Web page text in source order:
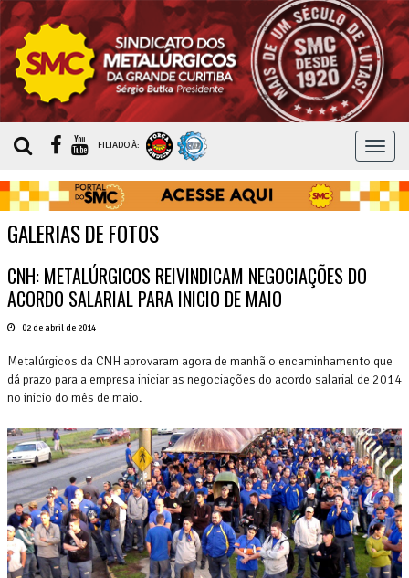
MENU
FILIADO À:
GALERIAS DE FOTOS
CNH: METALÚRGICOS REIVINDICAM NEGOCIAÇÕES DO
ACORDO SALARIAL PARA INICIO DE MAIO
02 de abril de 2014
Metalúrgicos da CNH aprovaram agora de manhã o encaminhamento que
dá prazo para a empresa iniciar as negociações do acordo salarial de 2014
no inicio do mês de maio.